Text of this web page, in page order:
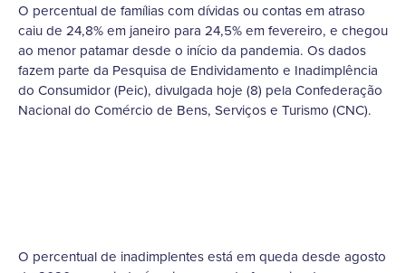
O percentual de famílias com dívidas ou contas em atraso
caiu de 24,8% em janeiro para 24,5% em fevereiro, e chegou
ao menor patamar desde o início da pandemia. Os dados
fazem parte da Pesquisa de Endividamento e Inadimplência
do Consumidor (Peic), divulgada hoje (8) pela Confederação
Nacional do Comércio de Bens, Serviços e Turismo (CNC).
O percentual de inadimplentes está em queda desde agosto